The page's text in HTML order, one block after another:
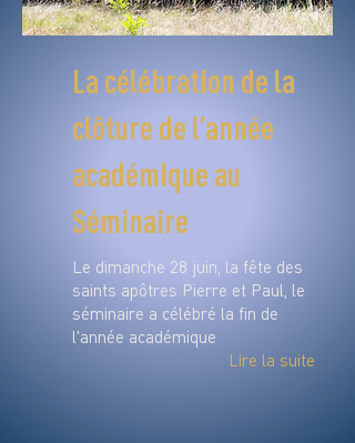
La célébration de la
clôture de l’année
académique au
Séminaire
Le dimanche 28 juin, la fête des
saints apôtres Pierre et Paul, le
séminaire a célébré la fin de
l'année académique
Lire la suite